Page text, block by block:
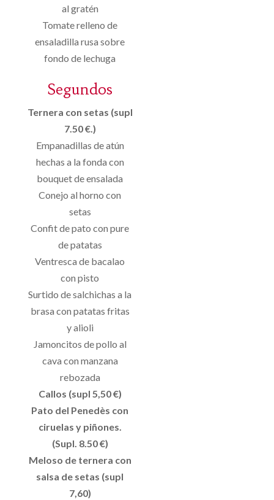
al gratén
Tomate relleno de
ensaladilla rusa sobre
fondo de lechuga
Segundos
Ternera con setas (supl
7.50 €.)
Empanadillas de atún
hechas a la fonda con
bouquet de ensalada
Conejo al horno con
setas
Confit de pato con pure
de patatas
Ventresca de bacalao
con pisto
Surtido de salchichas a la
brasa con patatas fritas
y alioli
Jamoncitos de pollo al
cava con manzana
rebozada
Callos (supl 5,50 €)
Pato del Penedès con
ciruelas y piñones.
(Supl. 8.50 €)
Meloso de ternera con
salsa de setas (supl
7,60)